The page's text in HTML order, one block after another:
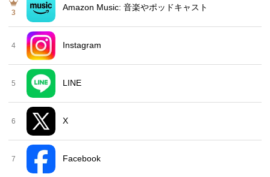
3
Amazon Music: 音楽やポッドキャスト
4 Instagram
5 LINE
6 X
7 Facebook